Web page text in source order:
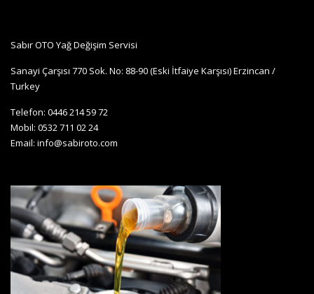
Sabır OTO Yağ Değişim Servisi
Sanayi Çarşısı 770 Sok. No: 88-90 (Eski İtfaiye Karşısı) Erzincan /
Turkey
Telefon: 0446 214 59 72
Mobil: 0532 711 02 24
Email: info@sabiroto.com